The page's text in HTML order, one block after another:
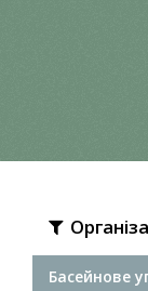
Басейнове